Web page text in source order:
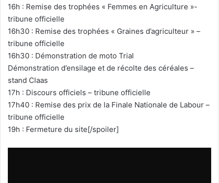
16h : Remise des trophées « Femmes en Agriculture »-
tribune officielle
16h30 : Remise des trophées « Graines d’agriculteur » –
tribune officielle
16h30 : Démonstration de moto Trial
Démonstration d’ensilage et de récolte des céréales –
stand Claas
17h : Discours officiels – tribune officielle
17h40 : Remise des prix de la Finale Nationale de Labour –
tribune officielle
19h : Fermeture du site[/spoiler]